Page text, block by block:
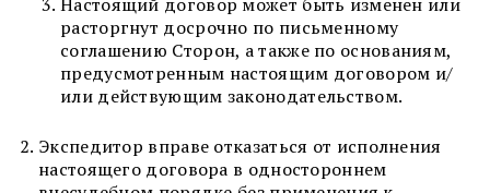
Настоящий договор может быть изменен или
расторгнут досрочно по письменному
соглашению Сторон, а также по основаниям,
предусмотренным настоящим договором и/
или действующим законодательством.
Экспедитор вправе отказаться от исполнения
настоящего договора в одностороннем